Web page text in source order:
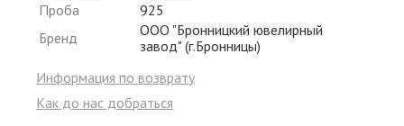
Проба
925
Бренд
ООО "Бронницкий ювелирный
завод" (г.Бронницы)
Информация по возврату
Как до нас добраться